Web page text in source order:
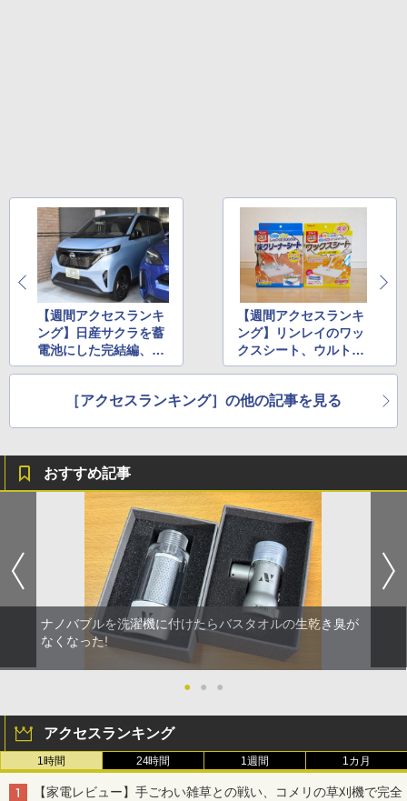
【週間アクセスランキ
ング】日産サクラを蓄
電池にした完結編、ロ
ゴス新ボディエアコン
【週間アクセスランキ
ング】リンレイのワッ
クスシート、ウルトラ
ファインバブル便座が
5月5日)
［アクセスランキング］の他の記事を見る
おすすめ記事
ナノバブルを洗濯機に付けたらバスタオルの生乾き臭が
なくなった!
● ● ●
アクセスランキング
1時間 24時間 1週間 1カ月
【家電レビュー】手ごわい雑草との戦い、コメリの草刈機で完全